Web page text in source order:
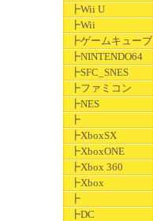
┣Wii U
┣Wii
┣ゲームキューブ
┣NINTENDO64
┣SFC_SNES
┣ファミコン
┣NES
┣
┣XboxSX
┣XboxONE
┣Xbox 360
┣Xbox
┣
┣DC